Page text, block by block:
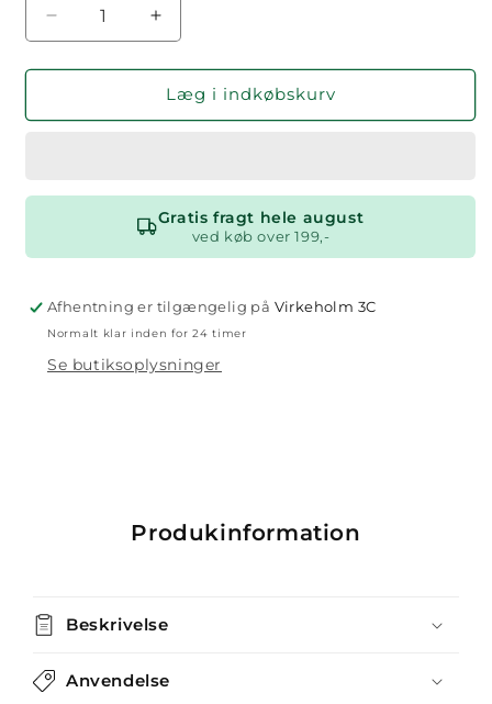
Reducer
antallet
for
Moppefremfører
Øg
antallet
for
Moppefremfører
Læg i indkøbskurv
Gratis fragt hele august
ved køb over 199,-
Afhentning er tilgængelig på Virkeholm 3C
Normalt klar inden for 24 timer
Se butiksoplysninger
Produkinformation
Beskrivelse
Anvendelse